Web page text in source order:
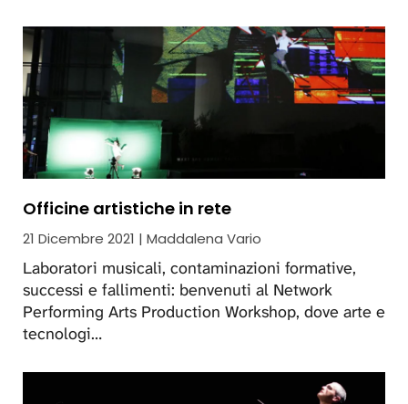
Officine artistiche in rete
21 Dicembre 2021 | Maddalena Vario
Laboratori musicali, contaminazioni formative,
successi e fallimenti: benvenuti al Network
Performing Arts Production Workshop, dove arte e
tecnologi…